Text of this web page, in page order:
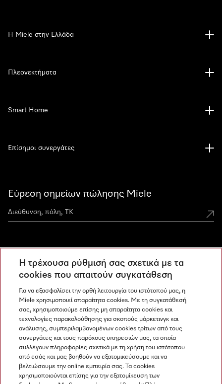
Εύρεση σημείων πώλησης Miele
Ανακαλύψτε τα Miele Experience Center
Newsletter
Η Miele στην Ελλάδα
Πλεονεκτήματα
Smart Home
Επίσημοι συνεργάτες
Η τρέχουσα ρύθμισή σας σχετικά με τα
cookies που απαιτούν συγκατάθεση
Για να εξασφαλίσει την ορθή λειτουργία του ιστότοπού μας, η
Miele χρησιμοποιεί απαραίτητα cookies. Με τη συγκατάθεσή
σας, χρησιμοποιούμε επίσης μη απαραίτητα cookies και
τεχνολογίες παρακολούθησης για σκοπούς μάρκετινγκ και
ανάλυσης, συμπεριλαμβανομένων cookies τρίτων από τους
συνεργάτες και τους παρόχους υπηρεσιών μας, τα οποία
συλλέγουν πληροφορίες σχετικά με τη χρήση του ιστότοπου
από εσάς και μας βοηθούν να εξατομικεύσουμε και να
βελτιώσουμε την online εμπειρία σας. Τα cookies
χρησιμοποιούνται επίσης για την εξατομίκευση των